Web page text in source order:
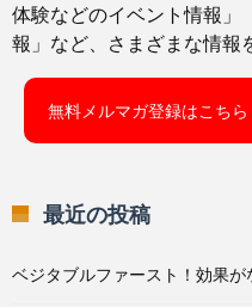
体験などのイベント情報」
報」など、さまざまな情報
無料メルマガ登録はこちら
最近の投稿
ベジタブルファースト！効果が